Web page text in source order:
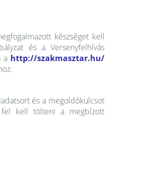
készséget kell
és a Versenyfelhívás
a http://szakmasztar.hu/
és a megoldókulcsot
kell tölteni a megbízott